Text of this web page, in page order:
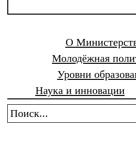
О
Молодёжная
Уровни
Наука и инновации